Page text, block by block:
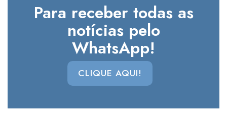
Para receber todas as
notícias pelo
WhatsApp!
CLIQUE AQUI!